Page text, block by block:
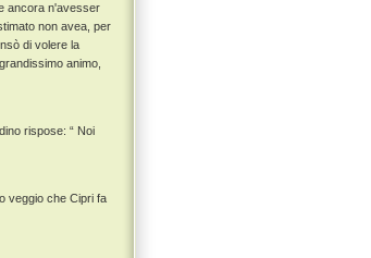
ancora n'avesser
non avea, per
di volere la
animo,
rispose: “ Noi
veggio che Cipri fa